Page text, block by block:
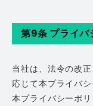
第9条 プライバ
当社は、法令の改
応じて本プライバ
本プライバシーポ